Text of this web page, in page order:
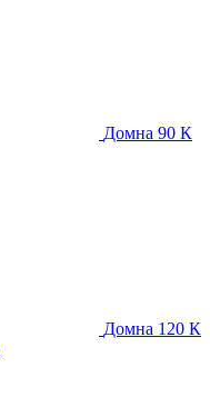
Домна 90 К
Домна 120 К